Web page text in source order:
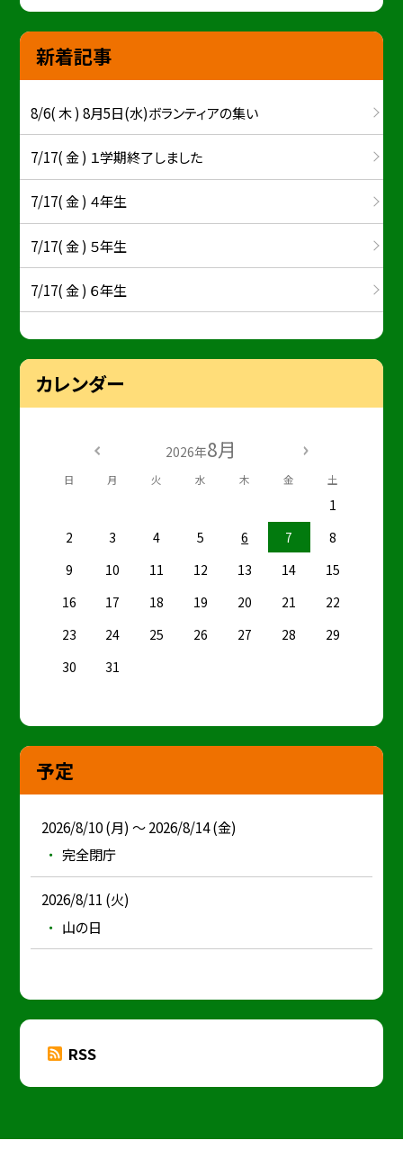
新着記事
8/6( 木 ) 8月5日(水)ボランティアの集い
7/17( 金 ) １学期終了しました
7/17( 金 ) ４年生
7/17( 金 ) ５年生
7/17( 金 ) ６年生
カレンダー
2026年8月
日 月 火 水 木 金 土
1
2
3 4 5 6 7
8
9
10 11 12 13 14
15
16
17 18 19 20 21
22
23
24 25 26 27 28
29
30
31
予定
2026/8/10 (月) ～ 2026/8/14 (金)
完全閉庁
2026/8/11 (火)
山の日
RSS